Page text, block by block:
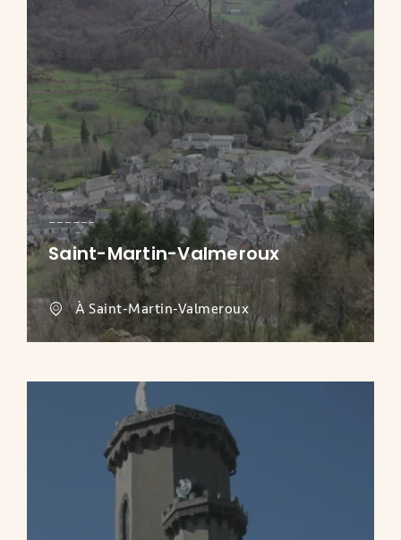
Saint-Martin-Valmeroux
À Saint-Martin-Valmeroux